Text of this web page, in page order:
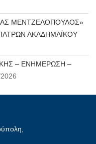
ΜΕΝΤΖΕΛΟΠΟΥΛΟΣ»
ΑΚΑΔΗΜΑΪΚΟΥ
– ΕΝΗΜΕΡΩΣΗ –